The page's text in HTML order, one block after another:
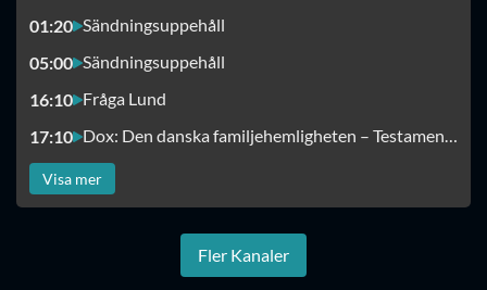
01:20 Sändningsuppehåll
05:00 Sändningsuppehåll
16:10 Fråga Lund
17:10
Dox: Den danska familjehemligheten – Testamentet
Visa mer
Fler Kanaler